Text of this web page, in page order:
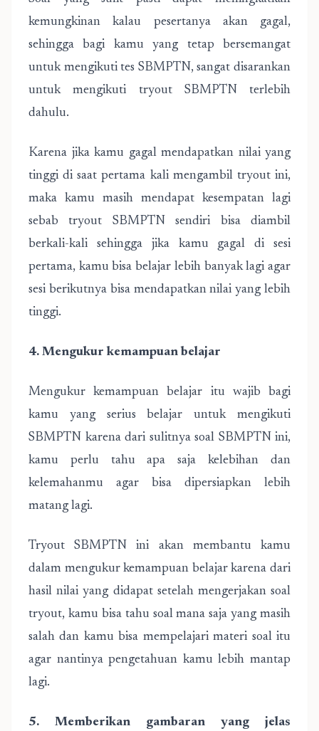
kemungkinan kalau pesertanya akan gagal,
sehingga bagi kamu yang tetap bersemangat
untuk mengikuti tes SBMPTN, sangat disarankan
untuk mengikuti tryout SBMPTN terlebih
dahulu.
Karena jika kamu gagal mendapatkan nilai yang
tinggi di saat pertama kali mengambil tryout ini,
maka kamu masih mendapat kesempatan lagi
sebab tryout SBMPTN sendiri bisa diambil
berkali-kali sehingga jika kamu gagal di sesi
pertama, kamu bisa belajar lebih banyak lagi agar
sesi berikutnya bisa mendapatkan nilai yang lebih
tinggi.
4. Mengukur kemampuan belajar
Mengukur kemampuan belajar itu wajib bagi
kamu yang serius belajar untuk mengikuti
SBMPTN karena dari sulitnya soal SBMPTN ini,
kamu perlu tahu apa saja kelebihan dan
kelemahanmu agar bisa dipersiapkan lebih
matang lagi.
Tryout SBMPTN ini akan membantu kamu
dalam mengukur kemampuan belajar karena dari
hasil nilai yang didapat setelah mengerjakan soal
tryout, kamu bisa tahu soal mana saja yang masih
salah dan kamu bisa mempelajari materi soal itu
agar nantinya pengetahuan kamu lebih mantap
lagi.
5. Memberikan gambaran yang jelas